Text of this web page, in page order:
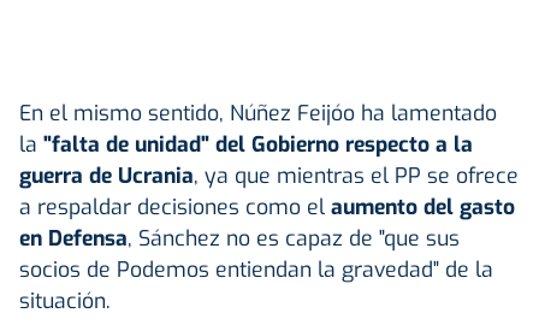
En el mismo sentido, Núñez Feijóo ha lamentado
la "falta de unidad" del Gobierno respecto a la
guerra de Ucrania, ya que mientras el PP se ofrece
a respaldar decisiones como el aumento del gasto
en Defensa, Sánchez no es capaz de "que sus
socios de Podemos entiendan la gravedad" de la
situación.